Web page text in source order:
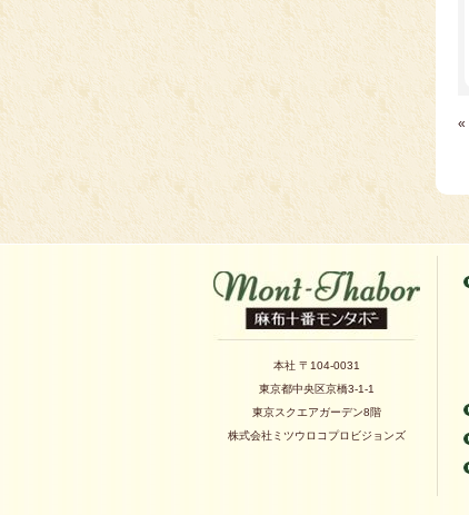
«
本社 〒104-0031
東京都中央区京橋3-1-1
東京スクエアガーデン8階
株式会社ミツウロコプロビジョンズ